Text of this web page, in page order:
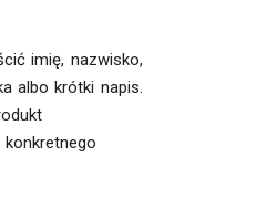
imię, nazwisko,
albo krótki napis.